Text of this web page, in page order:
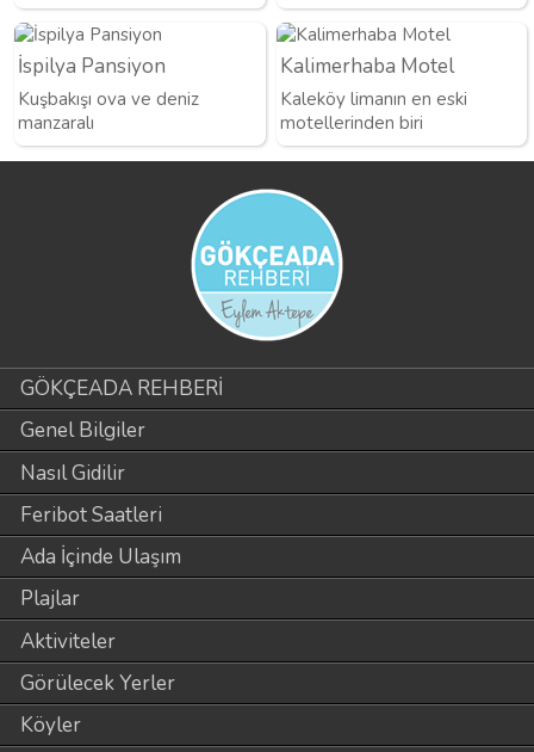
İspilya Pansiyon
Kuşbakışı ova ve deniz
manzaralı
Kalimerhaba Motel
Kaleköy limanın en eski
motellerinden biri
GÖKÇEADA REHBERİ
Genel Bilgiler
Nasıl Gidilir
Feribot Saatleri
Ada İçinde Ulaşım
Plajlar
Aktiviteler
Görülecek Yerler
Köyler